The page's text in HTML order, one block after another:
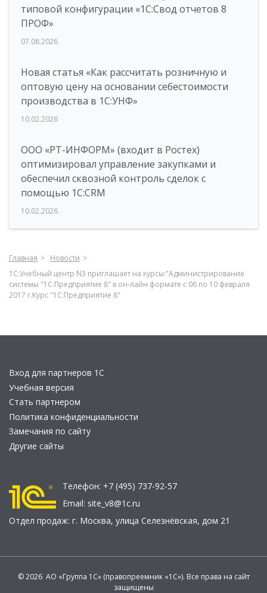
типовой конфигурации «1C:Свод отчетов 8
ПРОФ»
07.08.2026
Новая статья «Как рассчитать розничную и
оптовую цену на основании себестоимости
производства в 1С:УНФ»
10.02.2026
ООО «РТ-ИНФОРМ» (входит в Ростех)
оптимизировал управление закупками и
обеспечил сквозной контроль сделок с
помощью 1С:CRM
10.02.2026
Главная
Новости
1С:Учебный центр N3 приглашает на курсы:"Администрирование
системы "1С:Предприятие 8" в он-лайн формате с 06 по 10 февраля
2017 г.Курс "1С:Предприятие 8"
Вход для партнеров 1С
Учебная версия
Стать партнером
Политика конфиденциальности
Замечания по сайту
Другие сайты
Телефон: +7 (495) 737-92-57
Email: site_v8@1c.ru
Отдел продаж: г. Москва, улица Селезнёвская, дом 21
© 2026 АО «Группа 1С» (правопреемник «1С»). Все права на сайт
защищены